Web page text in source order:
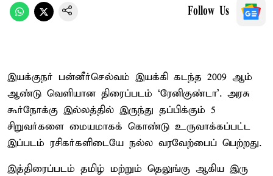
Follow Us
இயக்குநர் பன்னீர்செல்வம் இயக்கி கடந்த 2009 ஆம்
ஆண்டு வெளியான திரைப்படம் ‘ரேனிகுண்டா’. அரசு
கூர்நோக்கு இல்லத்தில் இருந்து தப்பிக்கும் 5
சிறுவர்களை மையமாகக் கொண்டு உருவாக்கப்பட்ட
இப்படம் ரசிகர்களிடையே நல்ல வரவேற்பைப் பெற்றது.
இத்திரைப்படம் தமிழ் மற்றும் தெலுங்கு ஆகிய இரு